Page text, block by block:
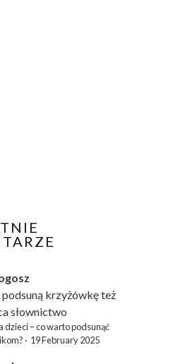
krzyżówkęteż
słownictwo
dzieci – co warto podsunąć
· 19 February 2025